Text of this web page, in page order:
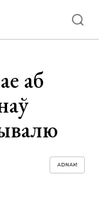
аб
ADNAK!